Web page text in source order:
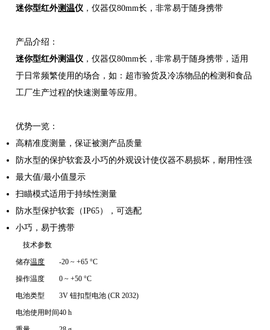
迷你型红外测温仪 ，仪器仅80mm长，非常易于随身携带
产品介绍：
迷你型红外测温仪 ，仪器仅80mm长，非常易于随身携带，适用
于日常频繁使用的场合，如：超市验货及冷冻物品的检测和食品
工厂生产过程的快速测量等应用。
优势一览：
高精准度测量，保证被测产品质量
防水型的保护软套及小巧的外观设计使仪器不易损坏，耐用性强
最大值/最小值显示
扫瞄模式适用于持续性测量
防水型保护软套（IP65），可选配
小巧，易于携带
技术参数
储存温度
-20 ~ +65 °C
操作温度
0 ~ +50 °C
电池类型
3V 钮扣型电池 (CR 2032)
电池使用时间40 h